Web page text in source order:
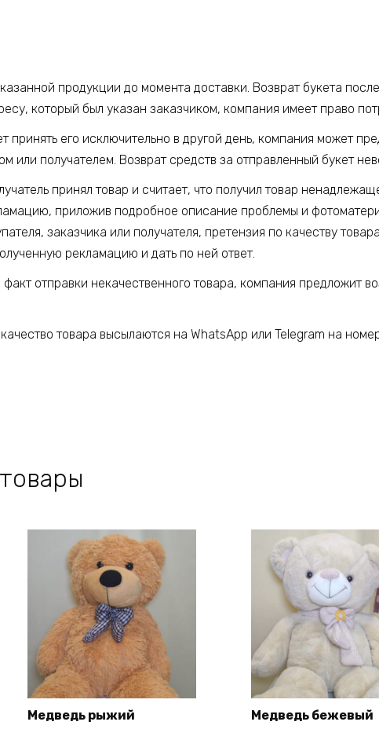
продукции до момента доставки. Возврат букета
который был указан заказчиком, компания имеет право
принять его исключительно в другой день, компания может
или получателем. Возврат средств за отправленный букет
принял товар и считает, что получил товар
приложив подробное описание проблемы и
заказчика или получателя, претензия по качеству
рекламацию и дать по ней ответ.
отправки некачественного товара, компания предложит
товара высылаются на WhatsApp или Telegram на
Медведь рыжий
Медведь бежевый